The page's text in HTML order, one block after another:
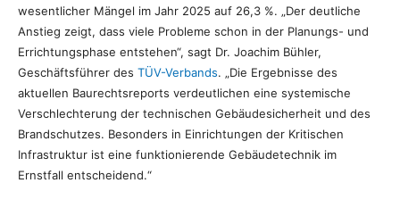
wesentlicher Mängel im Jahr 2025 auf 26,3 %. „Der deutliche
Anstieg zeigt, dass viele Probleme schon in der Planungs- und
Errichtungsphase entstehen“, sagt Dr. Joachim Bühler,
Geschäftsführer des TÜV-Verbands. „Die Ergebnisse des
aktuellen Baurechtsreports verdeutlichen eine systemische
Verschlechterung der technischen Gebäudesicherheit und des
Brandschutzes. Besonders in Einrichtungen der Kritischen
Infrastruktur ist eine funktionierende Gebäudetechnik im
Ernstfall entscheidend.“